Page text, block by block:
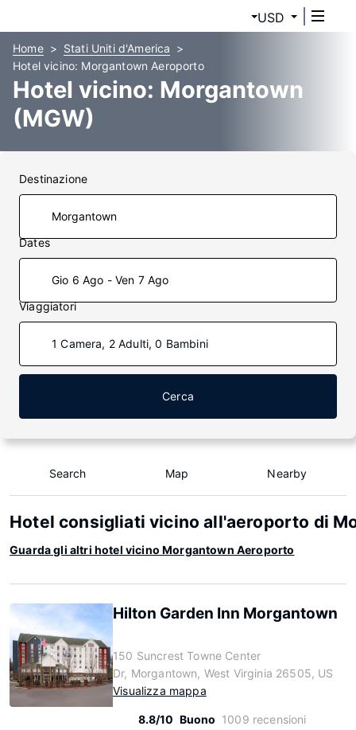
USD
Home
Stati Uniti d'America
Hotel vicino: Morgantown Aeroporto
Hotel vicino: Morgantown
(MGW)
Destinazione
Dates
Gio 6 Ago - Ven 7 Ago
Viaggiatori
1 Camera, 2 Adulti, 0 Bambini
Cerca
Search Map Nearby
Hotel consigliati vicino all'aeroporto di
Guarda gli altri hotel vicino Morgantown Aeroporto
Hilton Garden Inn Morgantown
150 Suncrest Towne Center
Dr, Morgantown, West Virginia 26505, US
Visualizza mappa
8.8/10 Buono 1009 recensioni